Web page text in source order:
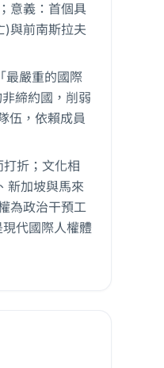
意義：首個具
)與前南斯拉夫
最嚴重的國際
締約國，削弱
伍，依賴成員
折；文化相
新加坡與馬來
為政治干預工
代國際人權體